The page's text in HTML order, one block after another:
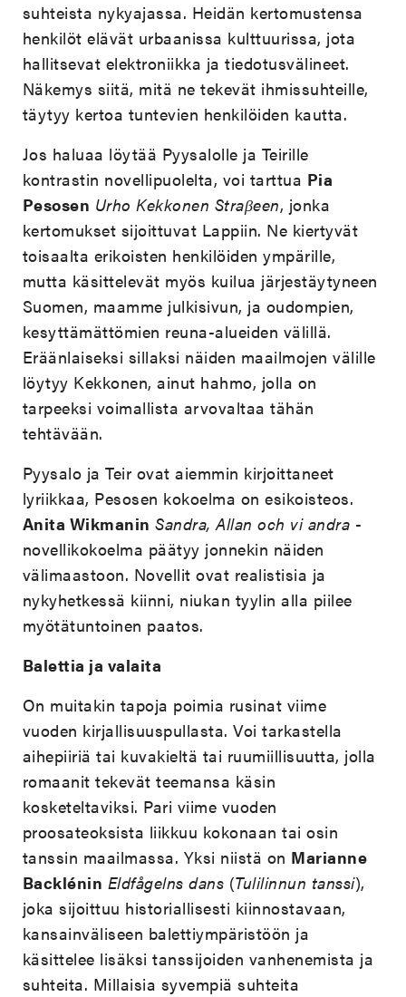
suhteista nykyajassa. Heidän kertomustensa
henkilöt elävät urbaanissa kulttuurissa, jota
hallitsevat elektroniikka ja tiedotusvälineet.
Näkemys siitä, mitä ne tekevät ihmissuhteille,
täytyy kertoa tuntevien henkilöiden kautta.
Jos haluaa löytää Pyysalolle ja Teirille
kontrastin novellipuolelta, voi tarttua Pia
Pesosen Urho Kekkonen Straβeen, jonka
kertomukset sijoittuvat Lappiin. Ne kiertyvät
toisaalta erikoisten henkilöiden ympärille,
mutta käsittelevät myös kuilua järjestäytyneen
Suomen, maamme julkisivun, ja oudompien,
kesyttämättömien reuna-alueiden välillä.
Eräänlaiseksi sillaksi näiden maailmojen välille
löytyy Kekkonen, ainut hahmo, jolla on
tarpeeksi voimallista arvovaltaa tähän
tehtävään.
Pyysalo ja Teir ovat aiemmin kirjoittaneet
lyriikkaa, Pesosen kokoelma on esikoisteos.
Anita Wikmanin Sandra, Allan och vi andra -
novellikokoelma päätyy jonnekin näiden
välimaastoon. Novellit ovat realistisia ja
nykyhetkessä kiinni, niukan tyylin alla piilee
myötätuntoinen paatos.
Balettia ja valaita
On muitakin tapoja poimia rusinat viime
vuoden kirjallisuuspullasta. Voi tarkastella
aihepiiriä tai kuvakieltä tai ruumiillisuutta, jolla
romaanit tekevät teemansa käsin
kosketeltaviksi. Pari viime vuoden
proosateoksista liikkuu kokonaan tai osin
tanssin maailmassa. Yksi niistä on Marianne
Backlénin Eldfågelns dans (Tulilinnun tanssi),
joka sijoittuu historiallisesti kiinnostavaan,
kansainväliseen balettiympäristöön ja
käsittelee lisäksi tanssijoiden vanhenemista ja
suhteita. Millaisia syvempiä suhteita